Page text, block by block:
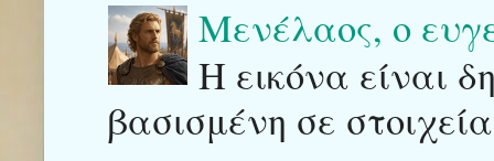
Μενέλαος, ο
Η εικόνα είναι
βασισμένη σε